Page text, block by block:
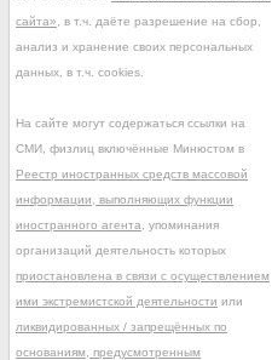
сайта» , в т.ч. даёте разрешение на сбор,
анализ и хранение своих персональных
данных, в т.ч. cookies.
На сайте могут содержаться ссылки на
СМИ, физлиц включённые Минюстом в
Реестр иностранных средств массовой
информации, выполняющих функции
иностранного агента , упоминания
организаций деятельность которых
приостановлена в связи с осуществлением
ими экстремистской деятельности или
ликвидированных / запрещённых по
основаниям, предусмотренным